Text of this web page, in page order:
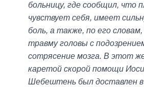
больницу, где сообщил, что
чувствует себя, имеет
боль, а также, по его словам,
травму головы с
сотрясение мозга. В этот
каретой скорой помощи
Шебештень был доставлен в